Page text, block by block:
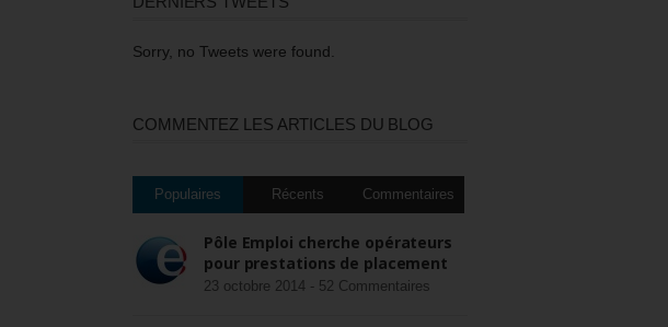
Sorry, no Tweets were found.
COMMENTEZ LES ARTICLES DU BLOG
Populaires Récents Commentaires
Pôle Emploi cherche opérateurs
pour prestations de placement
23 octobre 2014 - 52 Commentaires